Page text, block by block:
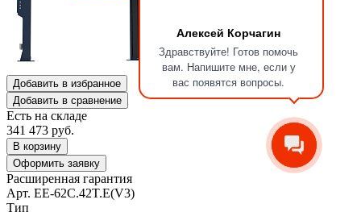
Алексей Корчагин
Здравствуйте! Готов помочь
вам. Напишите мне, если у
вас появятся вопросы.
Добавить в избранное
Добавить в сравнение
Есть на складе
341 473 руб.
В корзину
Оформить заявку
Расширенная гарантия
Арт. EE-62C.42T.E(V3)
Тип